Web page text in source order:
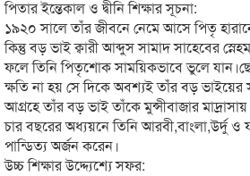
পিতার ইন্তেকাল ও দ্বীনি শিক্ষার সূচনা:
১৯২০ সালে তাঁর জীবনে নেমে আসে পিতৃ
কিন্তু বড় ভাই ক্বারী আব্দুস সামাদ সাহেবের
ফলে তিনি পিতৃশোক সাময়িকভাবে ভুলে
ক্ষতি না হয় সে দিকে অবশ্যই তাঁর বড় ভাইয়ের
আগ্রহে তাঁর বড় ভাই তাঁকে মুন্সীবাজার
চার বছরের অধ্যয়নে তিনি আরবী,বাংলা,উর্দু ও
পান্ডিত্য অর্জন করেন।
উচ্চ শিক্ষার উদ্দ্যেশ্যে সফর: